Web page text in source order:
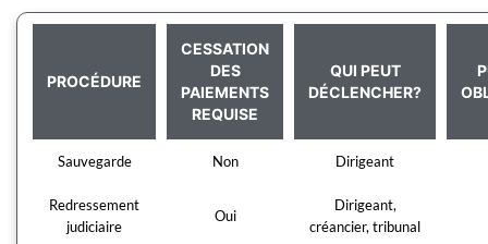
PROCÉDURE
CESSATION
DES
PAIEMENTS
REQUISE
QUI PEUT
DÉCLENCHER?
Sauvegarde Non Dirigeant
Redressement
judiciaire
Oui
Dirigeant,
créancier, tribunal